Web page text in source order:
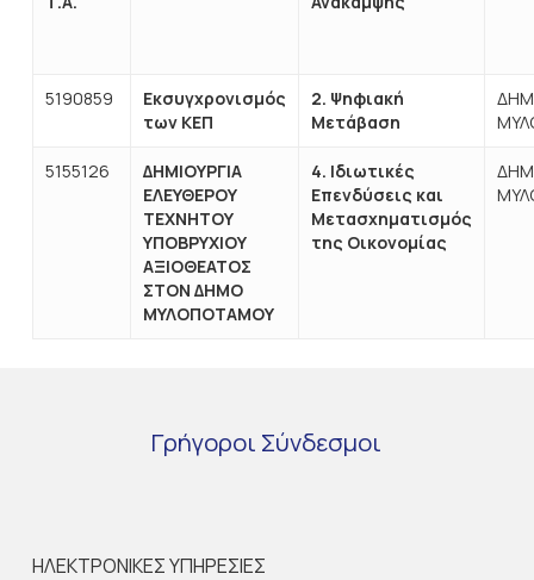
5190859
Εκσυγχρονισμός
των ΚΕΠ
2. Ψηφιακή
Μετάβαση
5155126
ΔΗΜΙΟΥΡΓΙΑ
ΕΛΕΥΘΕΡΟΥ
ΤΕΧΝΗΤΟΥ
ΥΠΟΒΡΥΧΙΟΥ
ΑΞΙΟΘΕΑΤΟΣ
ΣΤΟΝ ΔΗΜΟ
ΜΥΛΟΠΟΤΑΜΟΥ
4. Ιδιωτικές
Επενδύσεις και
Μετασχηματισμός
της Οικονομίας
Γρήγοροι Σύνδεσμοι
ΗΛΕΚΤΡΟΝΙΚΕΣ ΥΠΗΡΕΣΙΕΣ